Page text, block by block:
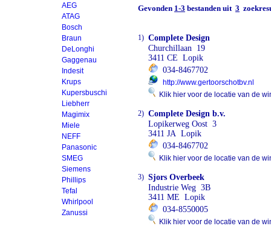
AEG
ATAG
Bosch
Braun
DeLonghi
Gaggenau
Indesit
Krups
Kupersbuschi
Liebherr
Magimix
Miele
NEFF
Panasonic
SMEG
Siemens
Phillips
Tefal
Whirlpool
Zanussi
Gevonden 1-3 bestanden uit 3
1) Complete Design
Churchillaan 19
3411 CE Lopik
034-8467702
http://www.gertoorschotbv.nl
Klik hier voor de locatie van de
2) Complete Design b.v.
Lopikerweg Oost 3
3411 JA Lopik
034-8467702
Klik hier voor de locatie van de
3) Sjors Overbeek
Industrie Weg 3B
3411 ME Lopik
034-8550005
Klik hier voor de locatie van de